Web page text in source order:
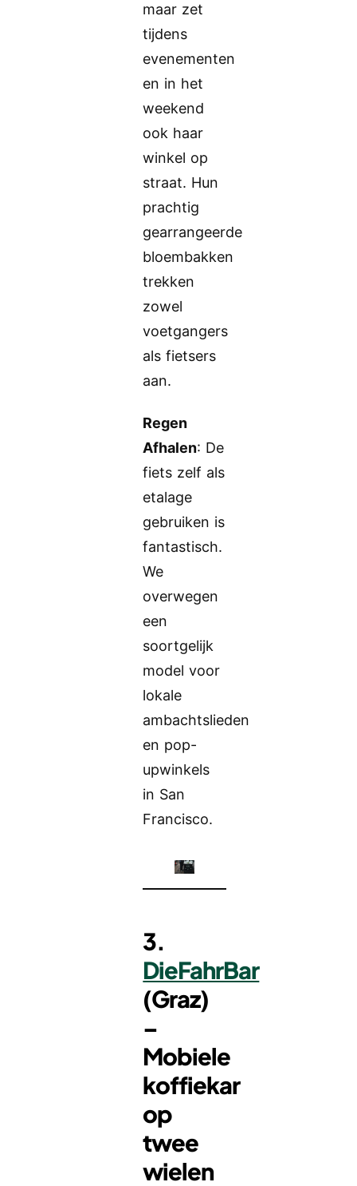
maar zet
tijdens
evenementen
en in het
weekend
ook haar
winkel op
straat. Hun
prachtig
gearrangeerde
bloembakken
trekken
zowel
voetgangers
als fietsers
aan.
Regen
Afhalen: De
fiets zelf als
etalage
gebruiken is
fantastisch.
We
overwegen
een
soortgelijk
model voor
lokale
ambachtslieden
en pop-
upwinkels
in San
Francisco.
3.
DieFahrBar
(Graz)
–
Mobiele
koffiekar
op
twee
wielen